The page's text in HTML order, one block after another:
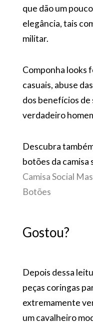
que dão um
elegância, tais
militar.
Componha looks
casuais, abuse
dos benefícios
verdadeiro
Descubra
botões da camisa
Camisa Social
Botões
Gostou?
Depois dessa
peças coringas
extremamente
um cavalheiro